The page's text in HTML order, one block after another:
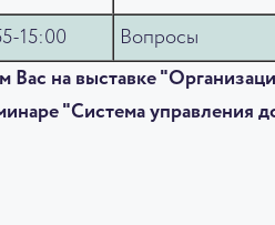
15:00 Вопросы
Вас на выставке
"Система управления